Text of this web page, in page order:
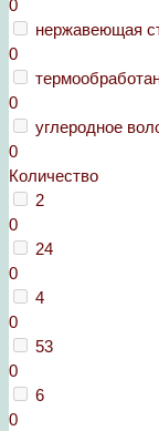
0
нержавеющая
0
0
углеродное
0
Количество
2
0
24
0
4
0
53
0
6
0